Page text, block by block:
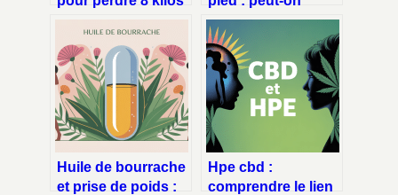
qu’il faut vraiment
savoir
marcher
normalement ?
Huile de bourrache
et prise de poids :
Hpe cbd :
comprendre le lien